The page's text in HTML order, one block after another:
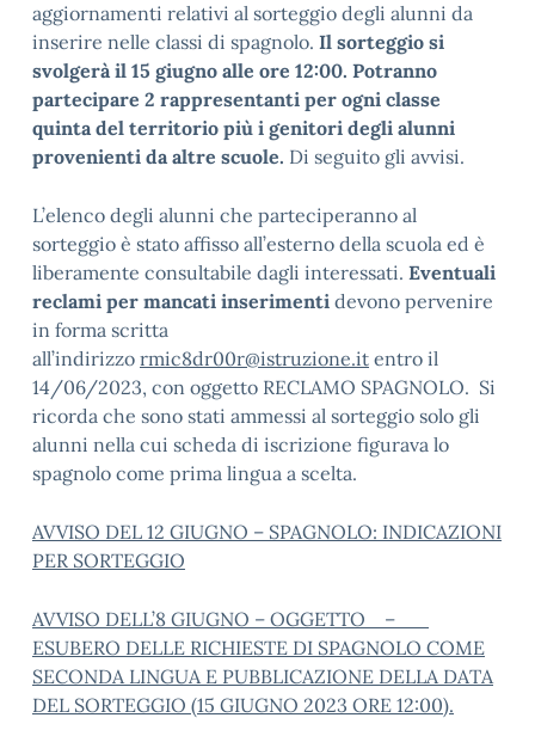
aggiornamenti relativi al sorteggio degli alunni da
inserire nelle classi di spagnolo. Il sorteggio si
svolgerà il 15 giugno alle ore 12:00. Potranno
partecipare 2 rappresentanti per ogni classe
quinta del territorio più i genitori degli alunni
provenienti da altre scuole. Di seguito gli avvisi.
L’elenco degli alunni che parteciperanno al
sorteggio è stato affisso all’esterno della scuola ed è
liberamente consultabile dagli interessati. Eventuali
reclami per mancati inserimenti devono pervenire
in forma scritta
all’indirizzo rmic8dr00r@istruzione.it entro il
14/06/2023, con oggetto RECLAMO SPAGNOLO. Si
ricorda che sono stati ammessi al sorteggio solo gli
alunni nella cui scheda di iscrizione figurava lo
spagnolo come prima lingua a scelta.
AVVISO DEL 12 GIUGNO – SPAGNOLO: INDICAZIONI
PER SORTEGGIO
AVVISO DELL’8 GIUGNO – OGGETTO –
ESUBERO DELLE RICHIESTE DI SPAGNOLO COME
SECONDA LINGUA E PUBBLICAZIONE DELLA DATA
DEL SORTEGGIO (15 GIUGNO 2023 ORE 12:00).